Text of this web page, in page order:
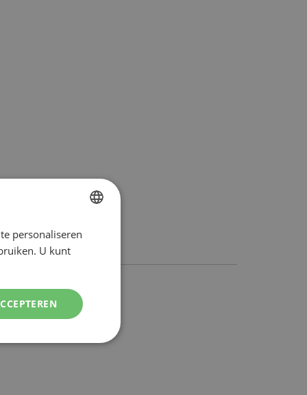
DUTCH
ENGLISH
personaliseren
U kunt